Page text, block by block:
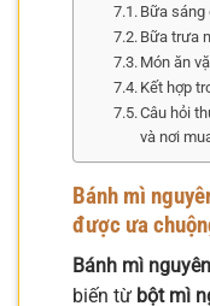
Bữa sáng
Bữa trưa
Món ăn
Kết hợp
Câu hỏi
và nơi
Bánh mì
được ưa
Bánh mì
biến từ bột mì